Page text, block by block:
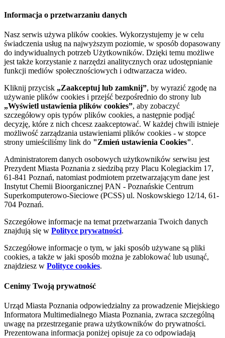
Informacja o przetwarzaniu danych
Nasz serwis używa plików cookies. Wykorzystujemy je w celu
świadczenia usług na najwyższym poziomie, w sposób dopasowany
do indywidualnych potrzeb Użytkowników. Dzięki temu możliwe
jest także korzystanie z narzędzi analitycznych oraz udostępnianie
funkcji mediów społecznościowych i odtwarzacza wideo.
Kliknij przycisk „Zaakceptuj lub zamknij”, by wyrazić zgodę na
używanie plików cookies i przejść bezpośrednio do strony lub
„Wyświetl ustawienia plików cookies”, aby zobaczyć
szczegółowy opis typów plików cookies, a następnie podjąć
decyzję, które z nich chcesz zaakceptować. W każdej chwili istnieje
możliwość zarządzania ustawieniami plików cookies - w stopce
strony umieściliśmy link do "Zmień ustawienia Cookies".
Administratorem danych osobowych użytkowników serwisu jest
Prezydent Miasta Poznania z siedzibą przy Placu Kolegiackim 17,
61-841 Poznań, natomiast podmiotem przetwarzającym dane jest
Instytut Chemii Bioorganicznej PAN - Poznańskie Centrum
Superkomputerowo-Sieciowe (PCSS) ul. Noskowskiego 12/14, 61-
704 Poznań.
Szczegółowe informacje na temat przetwarzania Twoich danych
znajdują się w Polityce prywatności.
Szczegółowe informacje o tym, w jaki sposób używane są pliki
cookies, a także w jaki sposób można je zablokować lub usunąć,
znajdziesz w Polityce cookies.
Cenimy Twoją prywatność
Urząd Miasta Poznania odpowiedzialny za prowadzenie Miejskiego
Informatora Multimedialnego Miasta Poznania, zwraca szczególną
uwagę na przestrzeganie prawa użytkowników do prywatności.
Prezentowana informacja poniżej opisuje za co odpowiadają